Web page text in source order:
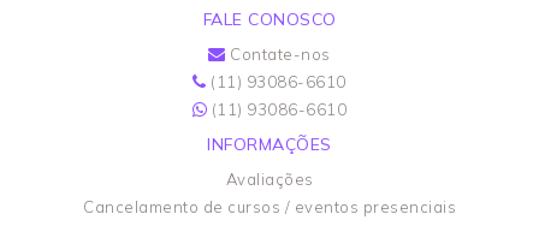
FALE CONOSCO
Contate-nos
(11) 93086-6610
(11) 93086-6610
INFORMAÇÕES
Avaliações
Cancelamento de cursos / eventos presenciais